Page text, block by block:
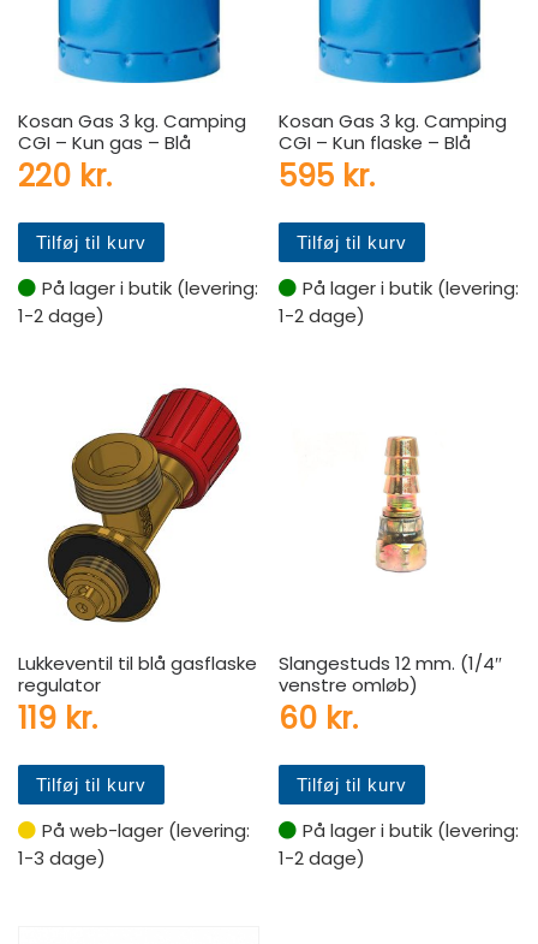
Kosan Gas 3 kg. Camping
CGI – Kun gas – Blå
220 kr.
Tilføj til kurv
På lager i butik (levering:
1-2 dage)
Kosan Gas 3 kg. Camping
CGI – Kun flaske – Blå
595 kr.
Tilføj til kurv
På lager i butik (levering:
1-2 dage)
Lukkeventil til blå gasflaske
regulator
119 kr.
Tilføj til kurv
På web-lager (levering:
1-3 dage)
Slangestuds 12 mm. (1/4″
venstre omløb)
60 kr.
Tilføj til kurv
På lager i butik (levering:
1-2 dage)